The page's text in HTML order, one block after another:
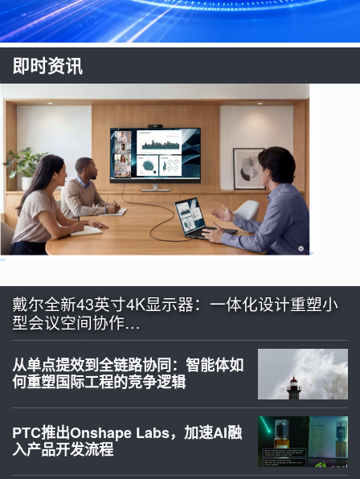
即时资讯
戴尔全新43英寸4K显示器：一体化设计重塑小
型会议空间协作…
从单点提效到全链路协同：智能体如
何重塑国际工程的竞争逻辑
PTC推出Onshape Labs，加速AI融
入产品开发流程